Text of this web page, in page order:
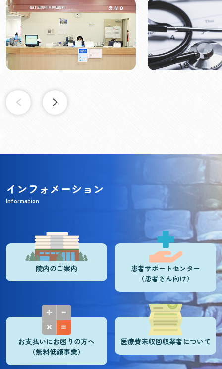
インフォメーション
Information
院内のご案内
患者サポートセンター
（患者さん向け）
お支払いにお困りの方へ
（無料低額事業）
医療費未収回収業者について